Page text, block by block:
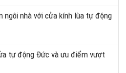
ngôi nhà với cửa kính lùa tự động
tự động Đức và ưu điểm vượt